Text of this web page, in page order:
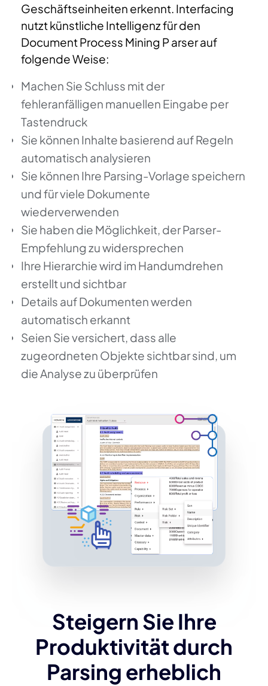
Geschäftseinheiten erkennt. Interfacing
nutzt künstliche Intelligenz für den
Document Process Mining P arser auf
folgende Weise:
Machen Sie Schluss mit der
fehleranfälligen manuellen Eingabe per
Tastendruck
Sie können Inhalte basierend auf Regeln
automatisch analysieren
Sie können Ihre Parsing-Vorlage speichern
und für viele Dokumente
wiederverwenden
Sie haben die Möglichkeit, der Parser-
Empfehlung zu widersprechen
Ihre Hierarchie wird im Handumdrehen
erstellt und sichtbar
Details auf Dokumenten werden
automatisch erkannt
Seien Sie versichert, dass alle
zugeordneten Objekte sichtbar sind, um
die Analyse zu überprüfen
Steigern Sie Ihre
Produktivität durch
Parsing erheblich